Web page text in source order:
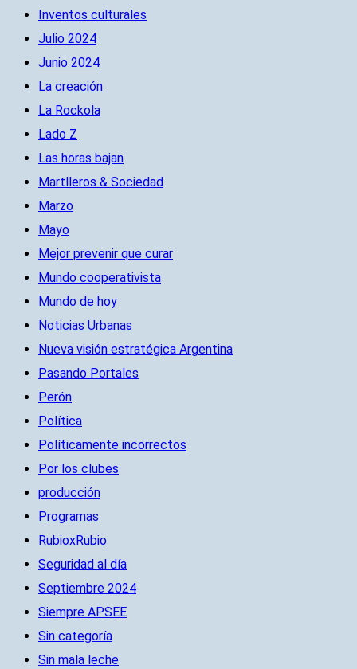
Inventos culturales
Julio 2024
Junio 2024
La creación
La Rockola
Lado Z
Las horas bajan
Martlleros & Sociedad
Marzo
Mayo
Mejor prevenir que curar
Mundo cooperativista
Mundo de hoy
Noticias Urbanas
Nueva visión estratégica Argentina
Pasando Portales
Perón
Política
Políticamente incorrectos
Por los clubes
producción
Programas
RubioxRubio
Seguridad al día
Septiembre 2024
Siempre APSEE
Sin categoría
Sin mala leche